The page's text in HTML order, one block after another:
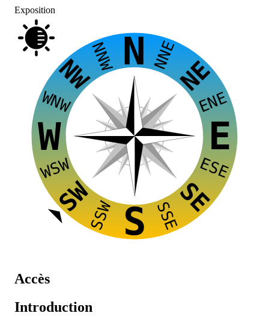
Exposition
E
W
S
N
NW NE
SE
SW
NNE
ENE
ESE
SSE
SSW
WSW
WNW
NNW
Accès
Introduction